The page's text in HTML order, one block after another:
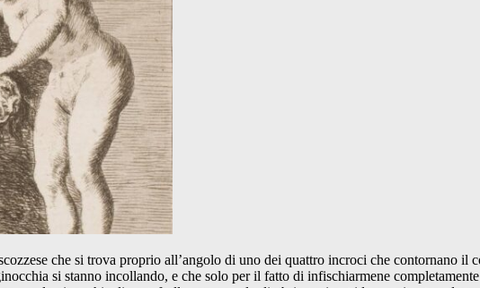
che si trova proprio all’angolo di uno dei quattro incroci che contornano
si stanno incollando, e che solo per il fatto di infischiarmene